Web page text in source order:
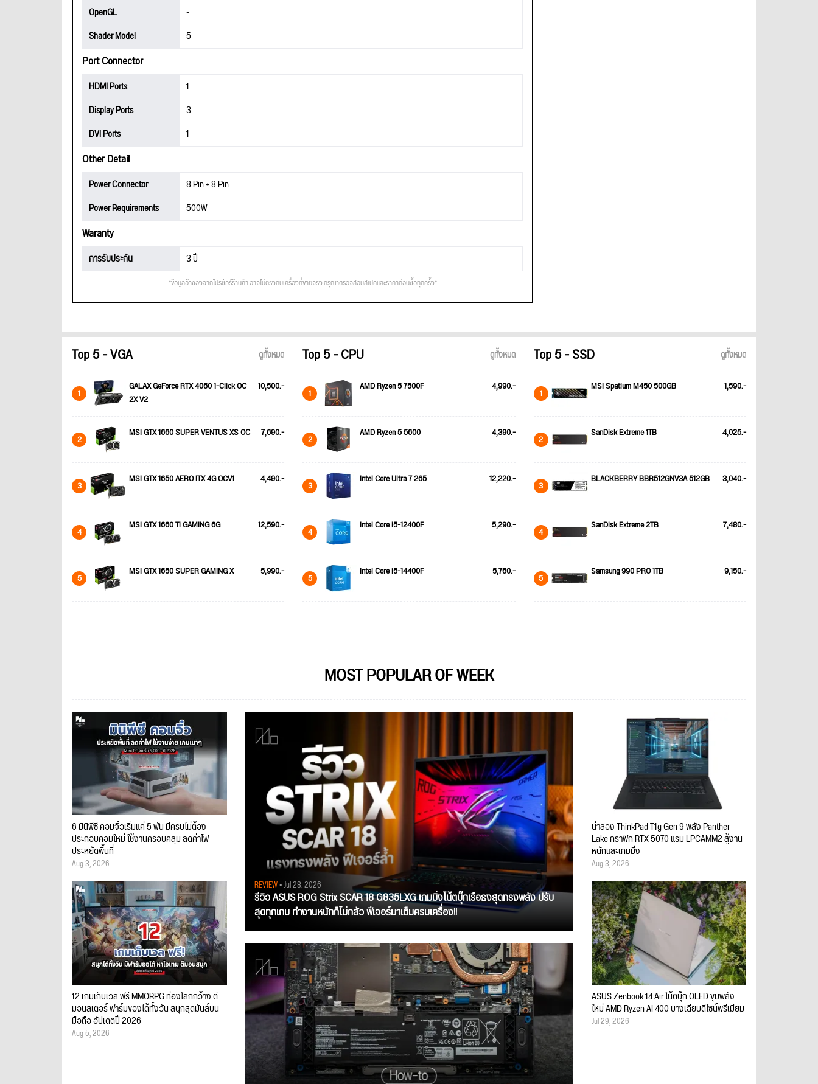
OpenGL
-
Shader Model
5
Port Connector
HDMI Ports
1
Display Ports
3
DVI Ports
1
Other Detail
Power Connector
8 Pin + 8 Pin
Power Requirements
500W
Waranty
การรับประกัน 3 ปี
*ข้อมูลอ้างอิงจากโปรชัวร์ร้านค้า อาจไม่ตรงกับเครื่องที่ขายจริง กรุณาตรวจสอบสเปคและราคาก่อนซื้อทุกครั้ง*
Top 5 - VGA ดูทั้งหมด
1
GALAX GeForce RTX 4060 1-Click OC
2X V2
10,500.-
2 MSI GTX 1660 SUPER VENTUS XS OC 7,690.-
3 MSI GTX 1650 AERO ITX 4G OCV1 4,490.-
4 MSI GTX 1660 Ti GAMING 6G 12,590.-
5 MSI GTX 1650 SUPER GAMING X 5,990.-
Top 5 - CPU ดูทั้งหมด
1 AMD Ryzen 5 7500F 4,990.-
2 AMD Ryzen 5 5600 4,390.-
3 Intel Core Ultra 7 265 12,220.-
4 Intel Core i5-12400F 5,290.-
5 Intel Core i5-14400F 5,760.-
Top 5 - SSD ดูทั้งหมด
1 MSI Spatium M450 500GB 1,590.-
2 SanDisk Extreme 1TB 4,025.-
3 BLACKBERRY BBR512GNV3A 512GB 3,040.-
4 SanDisk Extreme 2TB 7,480.-
5 Samsung 990 PRO 1TB 9,150.-
MOST POPULAR OF WEEK
REVIEW• Jul 28, 2026
รีวิว ASUS ROG Strix SCAR 18 G835LXG เกมมิ่งโน้ตบุ๊กเรือธงสุดทรงพลัง ปรับ
สุดทุกเกม ทำงานหนักก็ไม่กลัว ฟีเจอร์มาเต็มครบเครื่อง!!
6 มินิพีซี คอมจิ๋วเริ่มแค่ 5 พัน มีครบไม่ต้อง
ประกอบคอมใหม่ ใช้งานครอบคลุม ลดค่าไฟ
ประหยัดพื้นที่
Aug 3, 2026
12 เกมเก็บเวล ฟรี MMORPG ท่องโลกกว้าง ตี
มอนสเตอร์ ฟาร์มของได้ทั้งวัน สนุกสุดมันส์บน
มือถือ อัปเดตปี 2026
Aug 5, 2026
น่าลอง ThinkPad T1g Gen 9 พลัง Panther
Lake กราฟิก RTX 5070 แรม LPCAMM2 สู้งาน
หนักและเกมมิ่ง
Aug 3, 2026
ASUS Zenbook 14 Air โน้ตบุ๊ก OLED ขุมพลัง
ใหม่ AMD Ryzen AI 400 บางเฉียบดีไซน์พรีเมียม
Jul 29, 2026